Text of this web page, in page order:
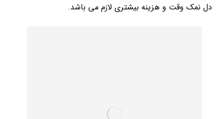
دل نمک وقت و هزینه بیشتری لازم می باشد.